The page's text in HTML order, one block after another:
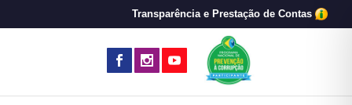
Transparência e Prestação de Contas